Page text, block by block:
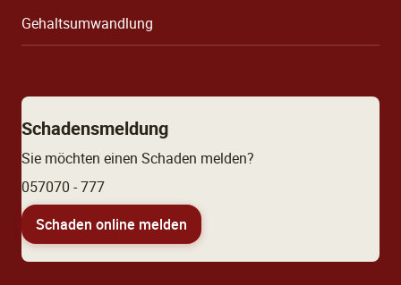
Gehaltsumwandlung
Schadensmeldung
Sie möchten einen Schaden melden?
057070 - 777
Schaden online melden